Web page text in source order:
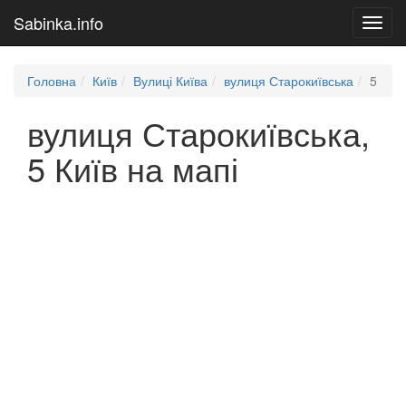
Sabinka.info
Головна Київ Вулиці Київа вулиця Старокиївська 5
вулиця Старокиївська,
5 Київ на мапі